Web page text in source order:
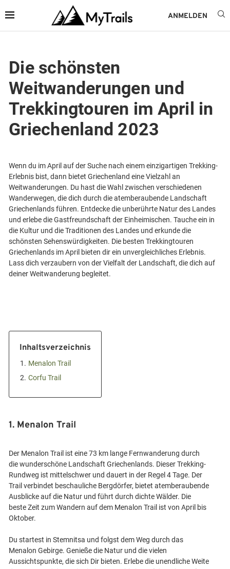
ANMELDEN
Die schönsten
Weitwanderungen und
Trekkingtouren im April in
Griechenland 2023
Wenn du im April auf der Suche nach einem einzigartigen Trekking-
Erlebnis bist, dann bietet Griechenland eine Vielzahl an
Weitwanderungen. Du hast die Wahl zwischen verschiedenen
Wanderwegen, die dich durch die atemberaubende Landschaft
Griechenlands führen. Entdecke die unberührte Natur des Landes
und erlebe die Gastfreundschaft der Einheimischen. Tauche ein in
die Kultur und die Traditionen des Landes und erkunde die
schönsten Sehenswürdigkeiten. Die besten Trekkingtouren
Griechenlands im April bieten dir ein unvergleichliches Erlebnis.
Lass dich verzaubern von der Vielfalt der Landschaft, die dich auf
Inhaltsverzeichnis
1. Menalon Trail
2. Corfu Trail
1. Menalon Trail
Der Menalon Trail ist eine 73 km lange Fernwanderung durch
die wunderschöne Landschaft Griechenlands. Dieser Trekking-
Rundweg ist mittelschwer und dauert in der Regel 4 Tage. Der
Trail verbindet beschauliche Bergdörfer, bietet atemberaubende
Ausblicke auf die Natur und führt durch dichte Wälder. Die
beste Zeit zum Wandern auf dem Menalon Trail ist von April bis
Oktober.
Du startest in Stemnitsa und folgst dem Weg durch das
Menalon Gebirge. Genieße die Natur und die vielen
Aussichtspunkte, die sich Dir bieten. Erlebe die unendliche Weite